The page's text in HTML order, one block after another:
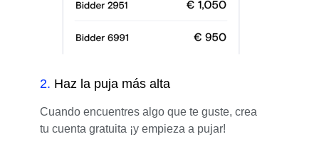
2. Haz la puja más alta
Cuando encuentres algo que te guste, crea
tu cuenta gratuita ¡y empieza a pujar!